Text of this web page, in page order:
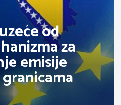
od
za
emisije